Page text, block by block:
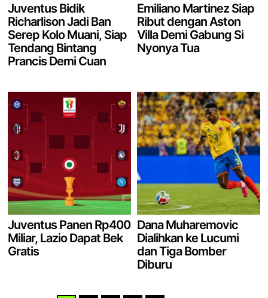
Juventus Bidik
Richarlison Jadi Ban
Serep Kolo Muani, Siap
Tendang Bintang
Prancis Demi Cuan
Emiliano Martinez Siap
Ribut dengan Aston
Villa Demi Gabung Si
Nyonya Tua
Juventus Panen Rp400
Miliar, Lazio Dapat Bek
Gratis
Dana Muharemovic
Dialihkan ke Lucumi
dan Tiga Bomber
Diburu